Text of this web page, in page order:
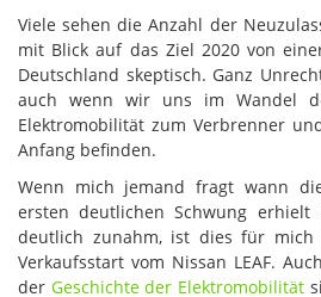
Viele sehen die Anzahl der
mit Blick auf das Ziel 2020 von
Deutschland skeptisch. Ganz
auch wenn wir uns im Wandel
Elektromobilität zum Verbrenner
Anfang befinden.
Wenn mich jemand fragt wann
ersten deutlichen Schwung
deutlich zunahm, ist dies für mich
Verkaufsstart vom Nissan LEAF.
der Geschichte der Elektromobilität